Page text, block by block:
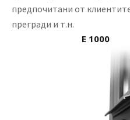
предпочитани от
прегради и т.н.
E 1000